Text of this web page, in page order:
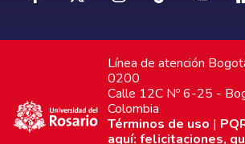
Línea de atención
0200
Calle 12C Nº 6-25 -
Colombia
Términos de uso |
aquí: felicitaciones,